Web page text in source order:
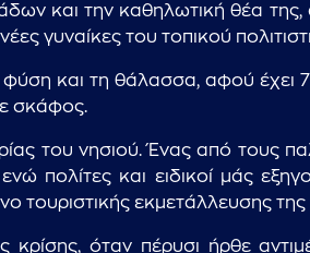
και την καθηλωτική θέα της,
γυναίκες του τοπικού
και τη θάλασσα, αφού έχει
σκάφος.
του νησιού. Ένας από τους
και ειδικοί μάς
εκμετάλλευσης της
όταν πέρυσι ήρθε